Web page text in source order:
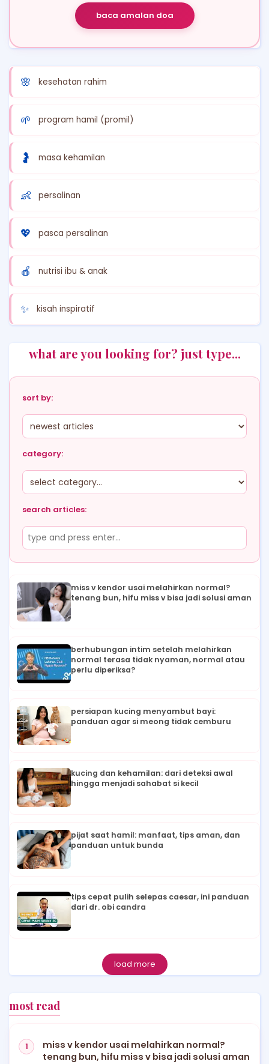
baca amalan doa
🌸 kesehatan rahim
🌱 program hamil (promil)
🤰 masa kehamilan
👶 persalinan
💖 pasca persalinan
🍎 nutrisi ibu & anak
✨ kisah inspiratif
what are you looking for? just type...
sort by:
category:
search articles:
miss v kendor usai melahirkan normal?
tenang bun, hifu miss v bisa jadi solusi aman
berhubungan intim setelah melahirkan
normal terasa tidak nyaman, normal atau
perlu diperiksa?
persiapan kucing menyambut bayi:
panduan agar si meong tidak cemburu
kucing dan kehamilan: dari deteksi awal
hingga menjadi sahabat si kecil
pijat saat hamil: manfaat, tips aman, dan
panduan untuk bunda
tips cepat pulih selepas caesar, ini panduan
dari dr. obi candra
load more
most read
miss v kendor usai melahirkan normal?
tenang bun, hifu miss v bisa jadi solusi aman